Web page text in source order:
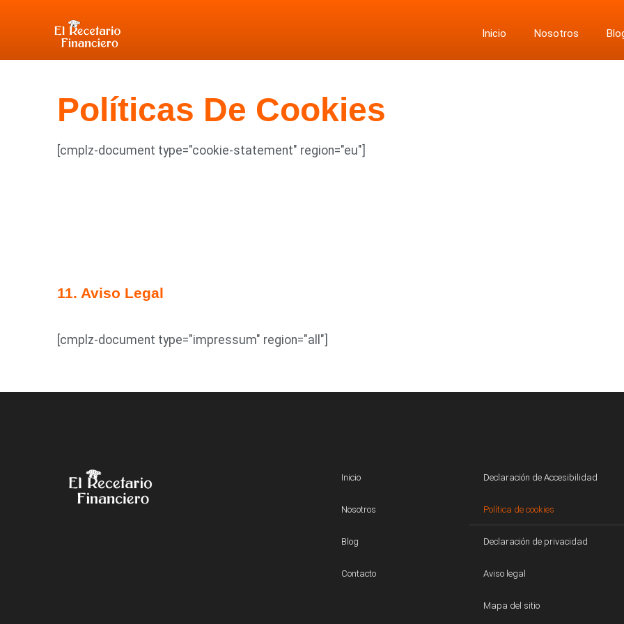
Inicio Nosotros
Políticas De Cookies
[cmplz-document type="cookie-statement" region="eu"]
11. Aviso Legal
[cmplz-document type="impressum" region="all"]
Inicio
Nosotros
Blog
Contacto
Declaración de Accesibilidad
Política de cookies
Declaración de privacidad
Aviso legal
Mapa del sitio